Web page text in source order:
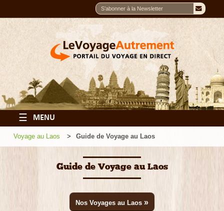
☰ MENU
Voyage au Laos Guide de Voyage au Laos
Guide de Voyage au Laos
Nos Voyages au Laos »